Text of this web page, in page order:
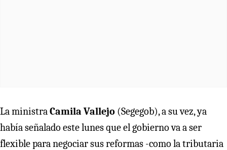
La ministraCamila Vallejo (Segegob), a su vez, ya
había señalado este lunes que el gobierno va a ser
flexible para negociar sus reformas -como la tributaria